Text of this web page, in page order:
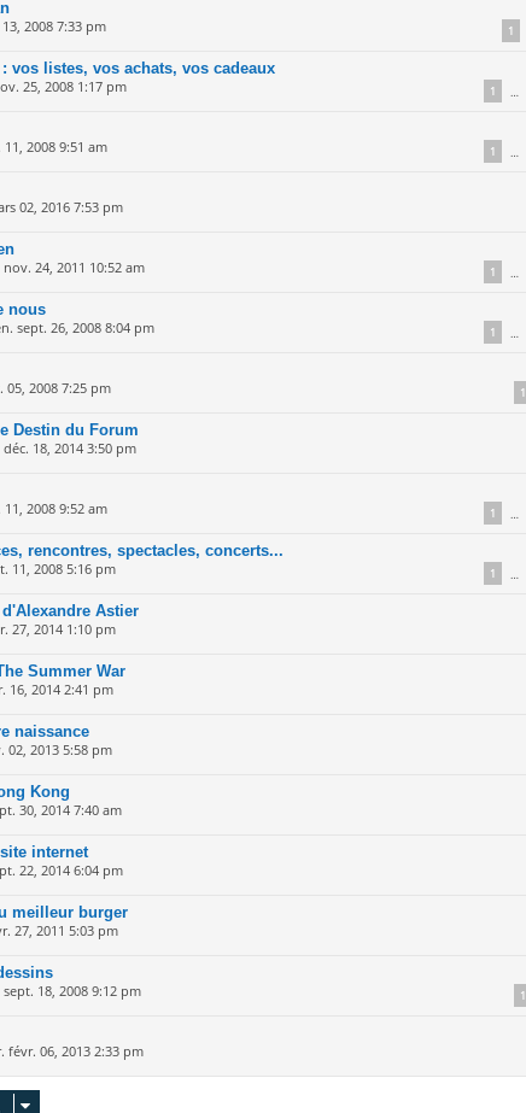
2008 7:33 pm 1
vos listes, vos achats, vos cadeaux
25, 2008 1:17 pm 1
2008 9:51 am 1
02, 2016 7:53 pm
nov. 24, 2011 10:52 am 1
nous
sept. 26, 2008 8:04 pm 1
05, 2008 7:25 pm 1
Destin du Forum
déc. 18, 2014 3:50 pm
2008 9:52 am 1
rencontres, spectacles, concerts...
11, 2008 5:16 pm 1
Astier
27, 2014 1:10 pm
Summer War
16, 2014 2:41 pm
naissance
02, 2013 5:58 pm
Kong
30, 2014 7:40 am
internet
22, 2014 6:04 pm
meilleur burger
27, 2011 5:03 pm
sept. 18, 2008 9:12 pm 1
févr. 06, 2013 2:33 pm